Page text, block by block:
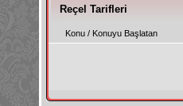
Reçel Tarifleri
Konu / Konuyu Başlatan